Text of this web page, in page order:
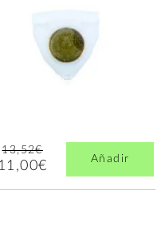
13,52€
11,00€ Añadir